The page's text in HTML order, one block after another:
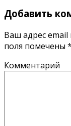
Добавить
Ваш адрес email
поля помечены *
Комментарий